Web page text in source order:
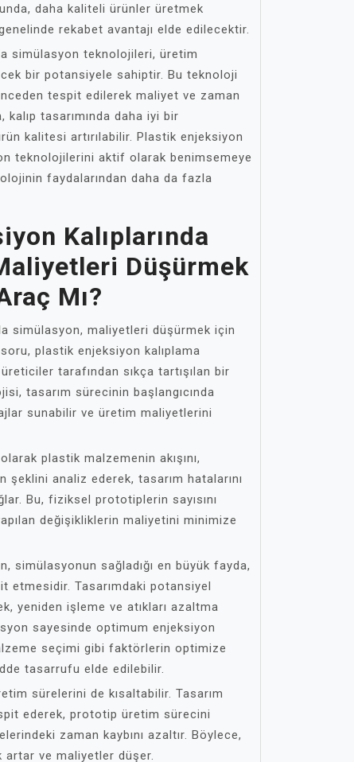
daha kaliteli ürünler üretmek
rekabet avantajı elde edilecektir.
simülasyon teknolojileri, üretim
bir potansiyele sahiptir. Bu teknoloji
tespit edilerek maliyet ve zaman
tasarımında daha iyi bir
kalitesi artırılabilir. Plastik enjeksiyon
teknolojilerini aktif olarak benimsemeye
faydalarından daha da fazla
Kalıplarında
Düşürmek
Mı?
simülasyon, maliyetleri düşürmek için
plastik enjeksiyon kalıplama
tarafından sıkça tartışılan bir
tasarım sürecinin başlangıcında
sunabilir ve üretim maliyetlerini
plastik malzemenin akışını,
şeklini analiz ederek, tasarım hatalarını
Bu, fiziksel prototiplerin sayısını
değişikliklerin maliyetini minimize
simülasyonun sağladığı en büyük fayda,
etmesidir. Tasarımdaki potansiyel
yeniden işleme ve atıkları azaltma
sayesinde optimum enjeksiyon
seçimi gibi faktörlerin optimize
tasarrufu elde edilebilir.
sürelerini de kısaltabilir. Tasarım
ederek, prototip üretim sürecini
zaman kaybını azaltır. Böylece,
ve maliyetler düşer.